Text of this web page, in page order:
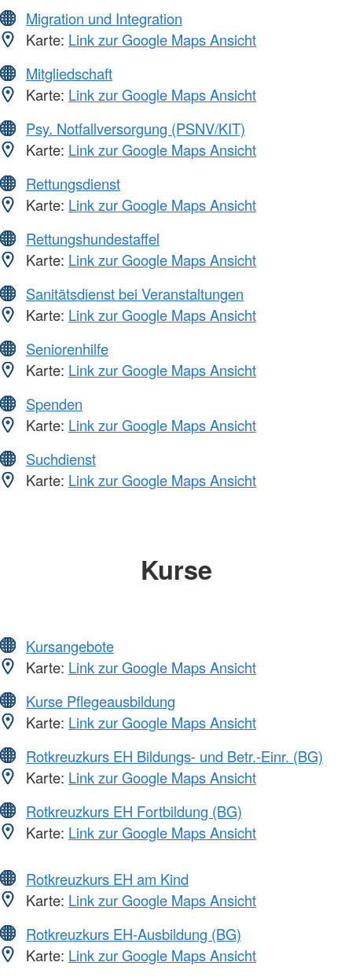
Migration und Integration
Karte: Link zur Google Maps Ansicht
Mitgliedschaft
Karte: Link zur Google Maps Ansicht
Psy. Notfallversorgung (PSNV/KIT)
Karte: Link zur Google Maps Ansicht
Rettungsdienst
Karte: Link zur Google Maps Ansicht
Rettungshundestaffel
Karte: Link zur Google Maps Ansicht
Sanitätsdienst bei Veranstaltungen
Karte: Link zur Google Maps Ansicht
Seniorenhilfe
Karte: Link zur Google Maps Ansicht
Spenden
Karte: Link zur Google Maps Ansicht
Suchdienst
Karte: Link zur Google Maps Ansicht
Kurse
Kursangebote
Karte: Link zur Google Maps Ansicht
Kurse Pflegeausbildung
Karte: Link zur Google Maps Ansicht
Rotkreuzkurs EH Bildungs- und Betr.-Einr. (BG)
Karte: Link zur Google Maps Ansicht
Rotkreuzkurs EH Fortbildung (BG)
Karte: Link zur Google Maps Ansicht
Rotkreuzkurs EH am Kind
Karte: Link zur Google Maps Ansicht
Rotkreuzkurs EH-Ausbildung (BG)
Karte: Link zur Google Maps Ansicht